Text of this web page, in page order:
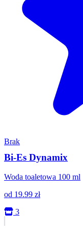
Brak
Bi-Es Dynamix
Woda toaletowa 100 ml
od 19.99 zł
3